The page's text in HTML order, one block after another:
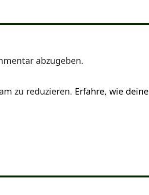
abzugeben.
zu reduzieren. Erfahre, wie deine